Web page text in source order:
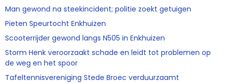
Man gewond na steekincident; politie zoekt getuigen
Pieten Speurtocht Enkhuizen
Scooterrijder gewond langs N505 in Enkhuizen
Storm Henk veroorzaakt schade en leidt tot problemen op
de weg en het spoor
Tafeltennisvereniging Stede Broec verduurzaamt